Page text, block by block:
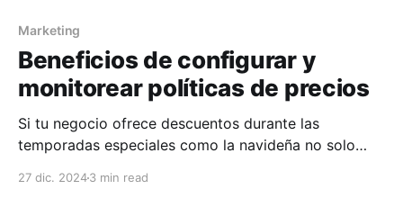
Marketing
Beneficios de configurar y
monitorear políticas de precios
Si tu negocio ofrece descuentos durante las
temporadas especiales como la navideña no solo
27 dic. 20243 min read